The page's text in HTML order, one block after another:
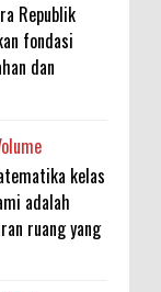
Republik
fondasi
dan
kelas
adalah
ruang yang